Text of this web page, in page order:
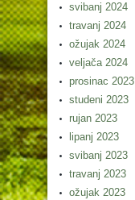
svibanj 2024
travanj 2024
ožujak 2024
veljača 2024
prosinac 2023
studeni 2023
rujan 2023
lipanj 2023
svibanj 2023
travanj 2023
ožujak 2023